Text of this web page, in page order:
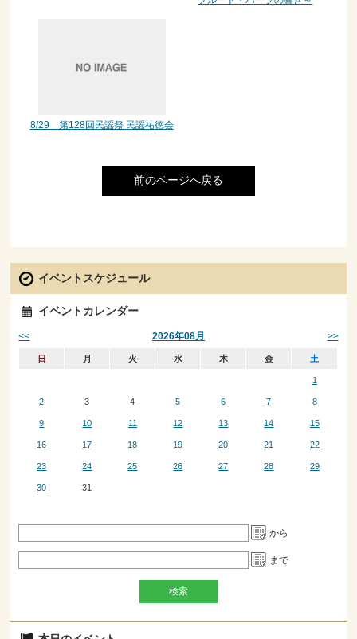
8/29 第128回民謡祭 民謡祐徳会
前のページへ戻る
イベントスケジュール
イベントカレンダー
2026年08月
<< >>
日 月 火 水 木 金 土
1
2 3 4 5 6 7 8
9 10 11 12 13 14 15
16 17 18 19 20 21 22
23 24 25 26 27 28 29
30 31
から
まで